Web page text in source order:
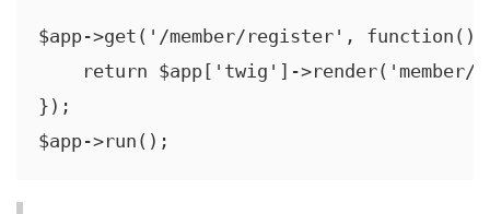
$app->get('/member/register', function()
return $app['twig']->render('member/
});
$app->run();